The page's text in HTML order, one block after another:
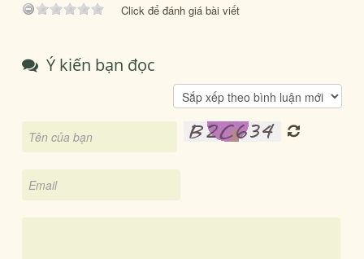
Click để đánh giá bài viết
Ý kiến bạn đọc